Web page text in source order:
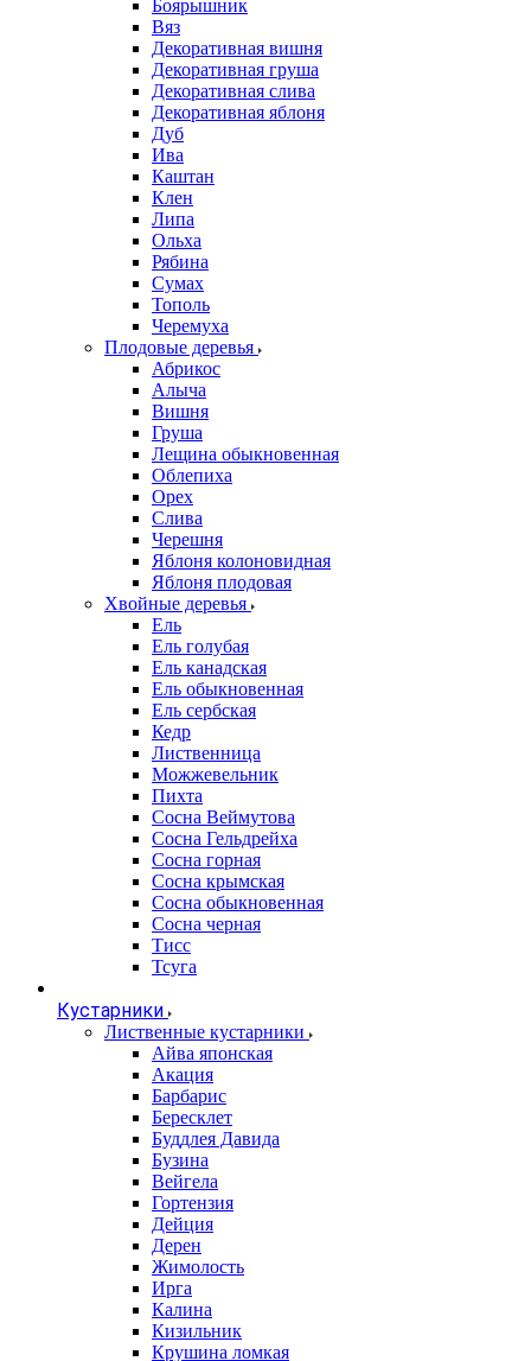
Боярышник
Вяз
Декоративная вишня
Декоративная груша
Декоративная слива
Декоративная яблоня
Дуб
Ива
Каштан
Клен
Липа
Ольха
Рябина
Сумах
Тополь
Черемуха
Плодовые деревья
Абрикос
Алыча
Вишня
Груша
Лещина обыкновенная
Облепиха
Орех
Слива
Черешня
Яблоня колоновидная
Яблоня плодовая
Хвойные деревья
Ель
Ель голубая
Ель канадская
Ель обыкновенная
Ель сербская
Кедр
Лиственница
Можжевельник
Пихта
Сосна Веймутова
Сосна Гельдрейха
Сосна горная
Сосна крымская
Сосна обыкновенная
Сосна черная
Тисс
Тсуга
Кустарники
Лиственные кустарники
Айва японская
Акация
Барбарис
Бересклет
Буддлея Давида
Бузина
Вейгела
Гортензия
Дейция
Дерен
Жимолость
Ирга
Калина
Кизильник
Крушина ломкая